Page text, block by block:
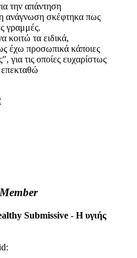
την απάντηση
ανάγνωση σκέφτηκα πως
γραμμές.
κοιτώ τα ειδικά,
έχω προσωπικά κάποιες
για τις οποίες ευχαρίστως
επεκταθώ
Submissive - Η υγιής